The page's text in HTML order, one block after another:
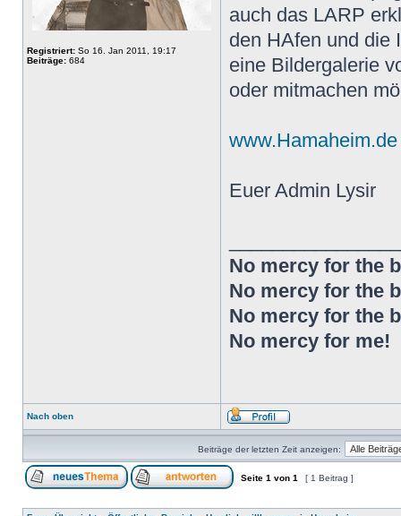
Registriert: So 16. Jan 2011, 19:17
Beiträge: 684
auch das LARP
den HAfen und die
eine Bildergalerie
oder mitmachen
www.Hamaheim.de
Euer Admin Lysir
No mercy for the
No mercy for the
No mercy for the
No mercy for me!
Nach oben
Beiträge der letzten Zeit anzeigen:
Seite 1 von 1 [ 1 Beitrag ]